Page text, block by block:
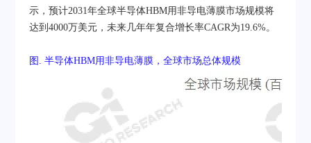
示，预计2031年全球半导体HBM用非导电薄膜市场规模将
达到4000万美元，未来几年年复合增长率CAGR为19.6%。
图. 半导体HBM用非导电薄膜，全球市场总体规模